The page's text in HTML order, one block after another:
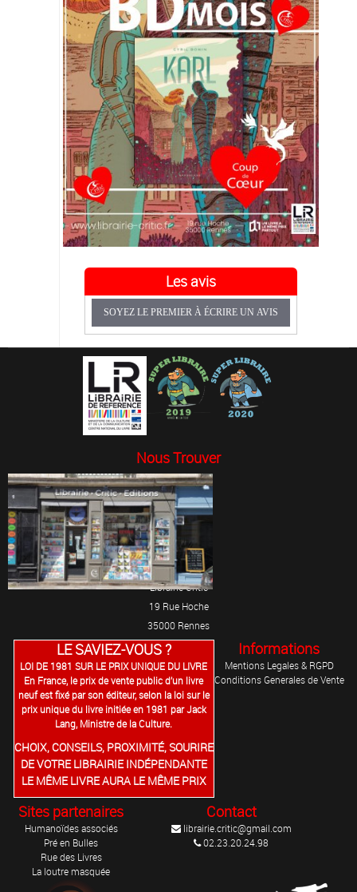
Les avis
SOYEZ LE PREMIER À ÉCRIRE UN AVIS
Nous Trouver
Librairie Critic
19 Rue Hoche
35000 Rennes
LE SAVIEZ-VOUS ?
LOI DE 1981 SUR LE PRIX UNIQUE DU LIVRE
En France, le prix de vente public d’un livre
neuf est fixé par son éditeur, selon la loi sur le
prix unique du livre initiée en 1981 par Jack
Lang, Ministre de la Culture.
CHOIX, CONSEILS, PROXIMITÉ, SOURIRE
DE VOTRE LIBRAIRIE INDÉPENDANTE
LE MÊME LIVRE AURA LE MÊME PRIX
Informations
Mentions Legales & RGPD
Conditions Generales de Vente
Sites partenaires
Humanoïdes associés
Pré en Bulles
Rue des Livres
La loutre masquée
Contact
librairie.critic@gmail.com
02.23.20.24.98